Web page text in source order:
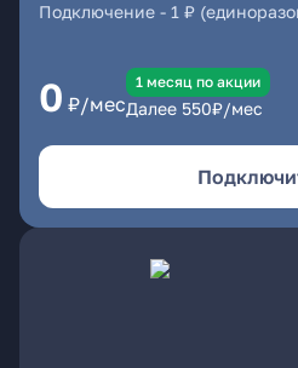
Подключение - 1 ₽
0 ₽/мес
1 месяц по акции
Далее 550₽/мес